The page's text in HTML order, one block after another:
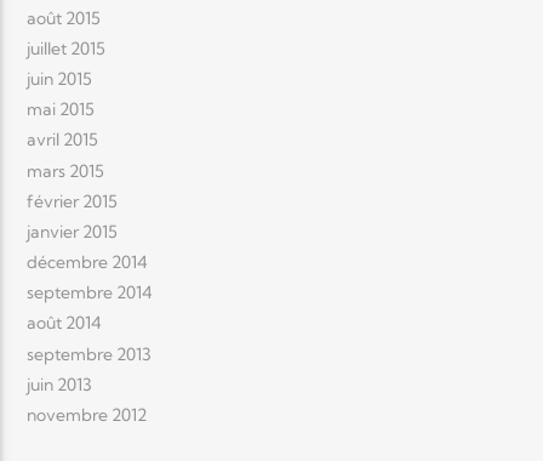
août 2015
juillet 2015
juin 2015
mai 2015
avril 2015
mars 2015
février 2015
janvier 2015
décembre 2014
septembre 2014
août 2014
septembre 2013
juin 2013
novembre 2012